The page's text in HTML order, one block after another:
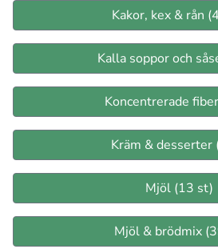
Kakor, kex & rån
Kalla soppor och
Koncentrerade
Kräm & desserter
Mjöl (13 st)
Mjöl & brödmix